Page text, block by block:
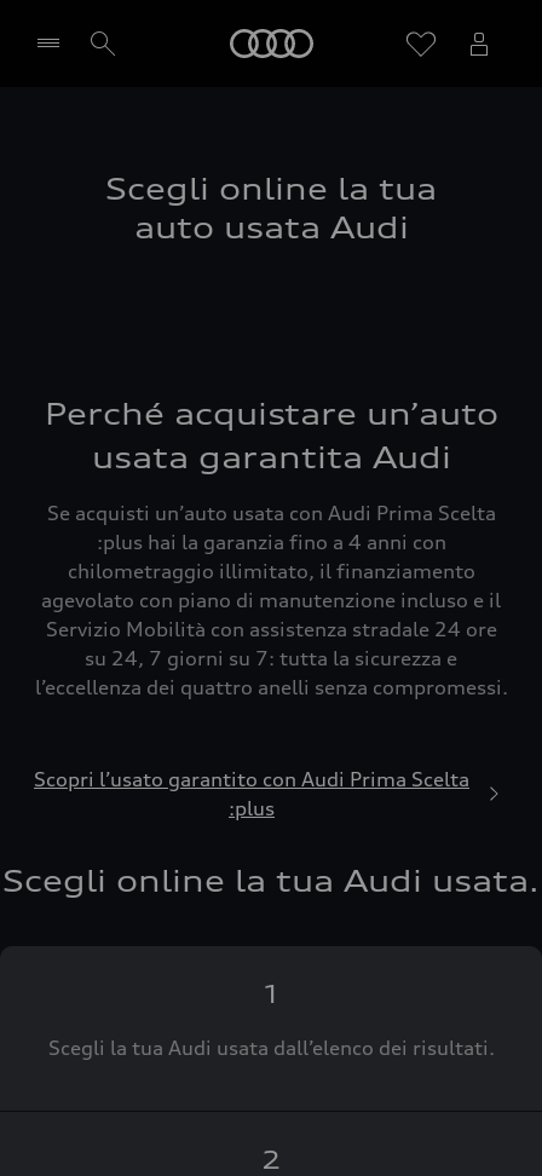
Scegli online la tua
auto usata Audi
Perché acquistare un’auto
usata garantita Audi
Se acquisti un’auto usata con Audi Prima Scelta
:plus hai la garanzia fino a 4 anni con
chilometraggio illimitato, il finanziamento
agevolato con piano di manutenzione incluso e il
Servizio Mobilità con assistenza stradale 24 ore
su 24, 7 giorni su 7: tutta la sicurezza e
l’eccellenza dei quattro anelli senza compromessi.
Scopri l’usato garantito con Audi Prima Scelta
:plus
Scegli online la tua Audi usata.
1
Scegli la tua Audi usata dall’elenco dei risultati.
2